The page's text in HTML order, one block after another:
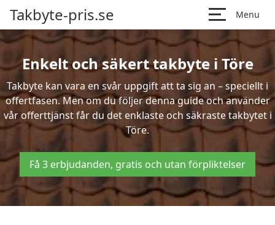
Takbyte-pris.se Menu
Enkelt och säkert takbyte i Töre
Takbyte kan vara en svår uppgift att ta sig an – speciellt i
offertfasen. Men om du följer denna guide och använder
vår offerttjänst får du det enklaste och säkraste takbytet i
Töre.
Få 3 erbjudanden, gratis och utan förpliktelser